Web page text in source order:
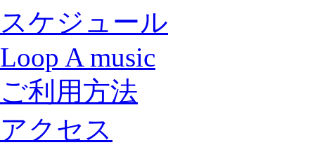
スケジュール
Loop A music
ご利用方法
アクセス